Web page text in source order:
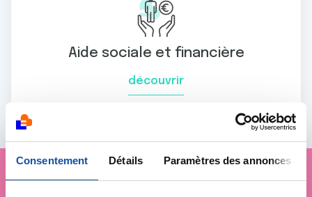
Consentement Détails Paramètres des annonces
Aide sociale et financière
découvrir